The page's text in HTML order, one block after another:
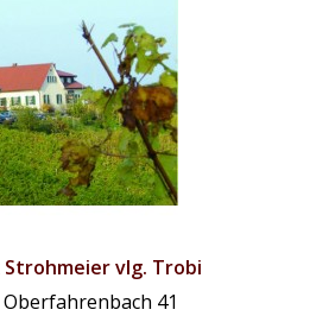
Strohmeier vlg. Trobi
Oberfahrenbach 41